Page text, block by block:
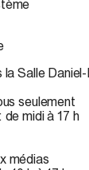
la Salle
seulement
de midi à 17 h
médias